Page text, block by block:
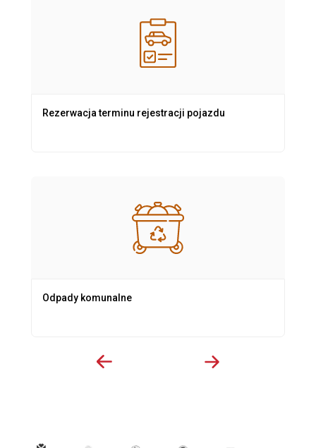
Rezerwacja terminu rejestracji pojazdu
Odpady komunalne